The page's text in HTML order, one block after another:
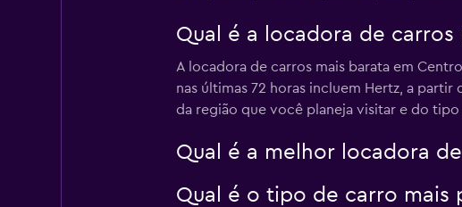
MEGADRIVE
1 agência
Qual é a locadora de
A locadora de carros mais barata em
nas últimas 72 horas incluem Hertz, a
da região que você planeja visitar e do
Qual é a melhor locadora
Qual é o tipo de carro mais